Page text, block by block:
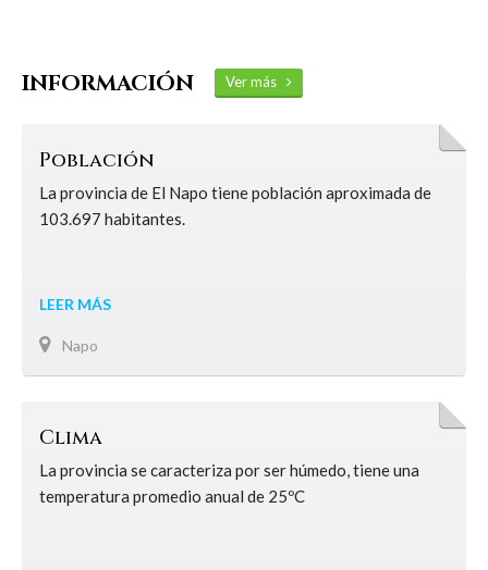
INFORMACIÓN Ver más
Población
La provincia de El Napo tiene población aproximada de
103.697 habitantes.
LEER MÁS
Napo
Clima
La provincia se caracteriza por ser húmedo, tiene una
temperatura promedio anual de 25ºC